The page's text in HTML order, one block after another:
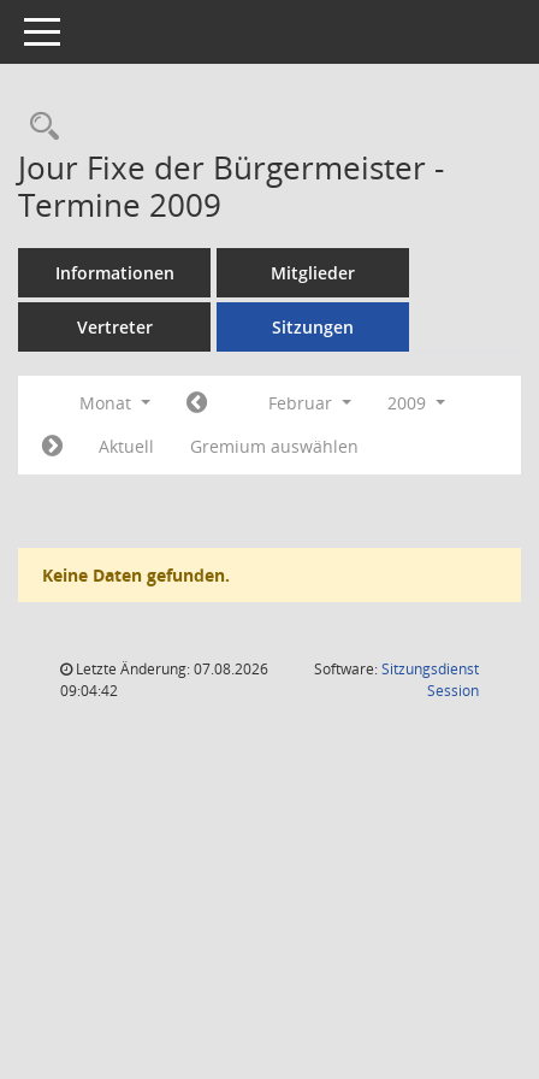
Toggle navigation
Rechercheauswahl
Jour Fixe der Bürgermeister -
Termine 2009
Informationen Mitglieder
Vertreter Sitzungen
Monat Februar
2009
Aktuell
Gremium auswählen
Keine Daten gefunden.
Letzte Änderung: 07.08.2026
09:04:42
Software:Sitzungsdienst
Session(Wird in